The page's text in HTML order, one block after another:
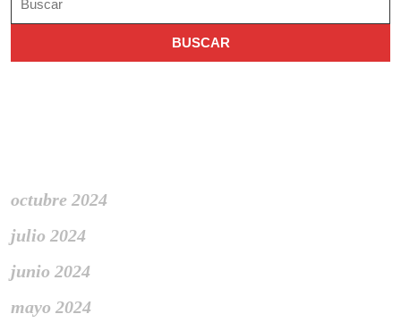
octubre 2024
julio 2024
junio 2024
mayo 2024